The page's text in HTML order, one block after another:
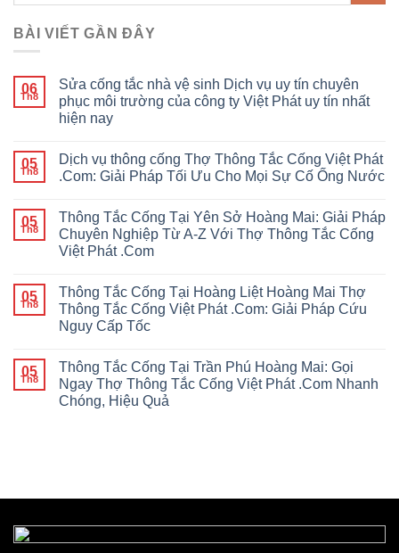
BÀI VIẾT GẦN ĐÂY
06
Th8
Sửa cống tắc nhà vệ sinh Dịch vụ uy tín chuyên
phục môi trường của công ty Việt Phát uy tín nhất
hiện nay
05
Th8
Dịch vụ thông cống Thợ Thông Tắc Cống Việt Phát
.Com: Giải Pháp Tối Ưu Cho Mọi Sự Cố Ống Nước
05
Th8
Thông Tắc Cống Tại Yên Sở Hoàng Mai: Giải Pháp
Chuyên Nghiệp Từ A-Z Với Thợ Thông Tắc Cống
Việt Phát .Com
05
Th8
Thông Tắc Cống Tại Hoàng Liệt Hoàng Mai Thợ
Thông Tắc Cống Việt Phát .Com: Giải Pháp Cứu
Nguy Cấp Tốc
05
Th8
Thông Tắc Cống Tại Trần Phú Hoàng Mai: Gọi
Ngay Thợ Thông Tắc Cống Việt Phát .Com Nhanh
Chóng, Hiệu Quả